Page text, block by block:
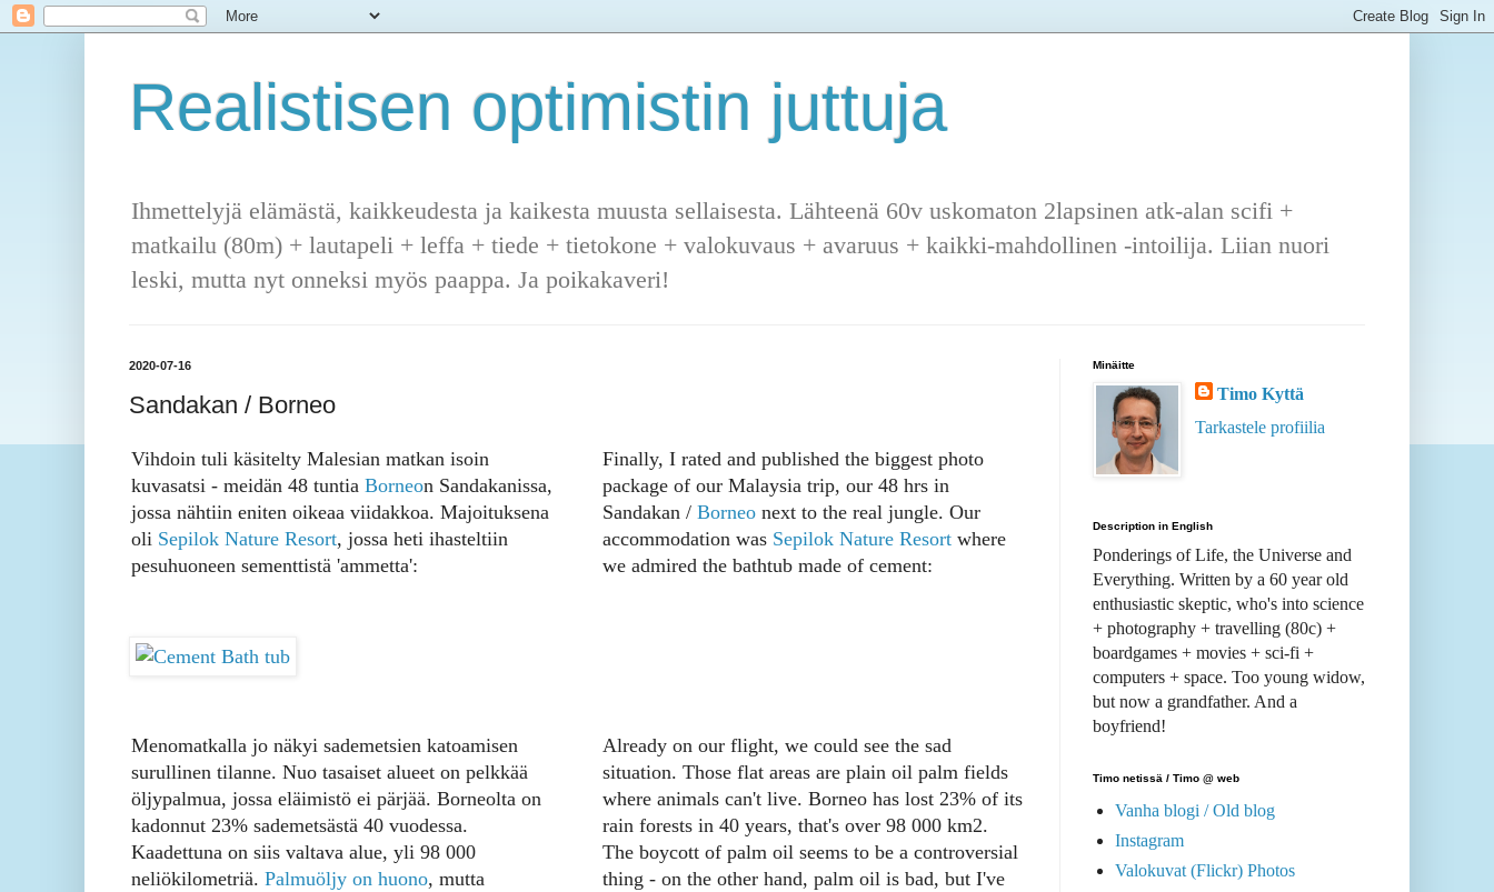
Realistisen optimistin juttuja
Ihmettelyjä elämästä, kaikkeudesta ja kaikesta muusta sellaisesta. Lähteenä 60v uskomaton 2lapsinen atk-alan scifi +
matkailu (80m) + lautapeli + leffa + tiede + tietokone + valokuvaus + avaruus + kaikki-mahdollinen -intoilija. Liian nuori
leski, mutta nyt onneksi myös paappa. Ja poikakaveri!
2020-07-16
Sandakan / Borneo
Vihdoin tuli käsitelty Malesian matkan isoin
kuvasatsi - meidän 48 tuntia Borneon Sandakanissa,
jossa nähtiin eniten oikeaa viidakkoa. Majoituksena
oli Sepilok Nature Resort, jossa heti ihasteltiin
pesuhuoneen sementtistä 'ammetta':
Finally, I rated and published the biggest photo
package of our Malaysia trip, our 48 hrs in
Sandakan / Borneonext to the real jungle. Our
accommodation was Sepilok Nature Resortwhere
we admired the bathtub made of cement:
Menomatkalla jo näkyi sademetsien katoamisen
surullinen tilanne. Nuo tasaiset alueet on pelkkää
öljypalmua, jossa eläimistö ei pärjää. Borneolta on
kadonnut 23% sademetsästä 40 vuodessa.
Kaadettuna on siis valtava alue, yli 98 000
neliökilometriä. Palmuöljy on huono, mutta
Already on our flight, we could see the sad
situation. Those flat areas are plain oil palm fields
where animals can't live. Borneo has lost 23% of its
rain forests in 40 years, that's over 98 000 km2.
The boycott of palm oil seems to be a controversial
thing - on the other hand, palm oil is bad, but I've
Minäitte
Timo Kyttä
Tarkastele profiilia
Description in English
Ponderings of Life, the Universe and
Everything. Written by a 60 year old
enthusiastic skeptic, who's into science
+ photography + travelling (80c) +
boardgames + movies + sci-fi +
computers + space. Too young widow,
but now a grandfather. And a
boyfriend!
Timo netissä / Timo @ web
Vanha blogi / Old blog
Instagram
Valokuvat (Flickr) Photos